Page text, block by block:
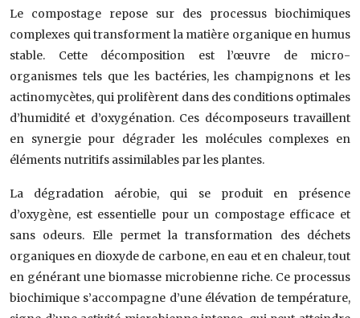
Le compostage repose sur des processus biochimiques
complexes qui transforment la matière organique en humus
stable. Cette décomposition est l’œuvre de micro-
organismes tels que les bactéries, les champignons et les
actinomycètes, qui prolifèrent dans des conditions optimales
d’humidité et d’oxygénation. Ces décomposeurs travaillent
en synergie pour dégrader les molécules complexes en
éléments nutritifs assimilables par les plantes.
La dégradation aérobie, qui se produit en présence
d’oxygène, est essentielle pour un compostage efficace et
sans odeurs. Elle permet la transformation des déchets
organiques en dioxyde de carbone, en eau et en chaleur, tout
en générant une biomasse microbienne riche. Ce processus
biochimique s’accompagne d’une élévation de température,